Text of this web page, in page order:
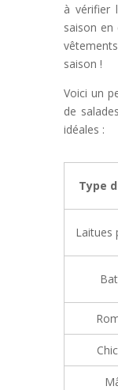
à vérifier
saison
saison !
Voici un
de
idéales :
Type
Laitues